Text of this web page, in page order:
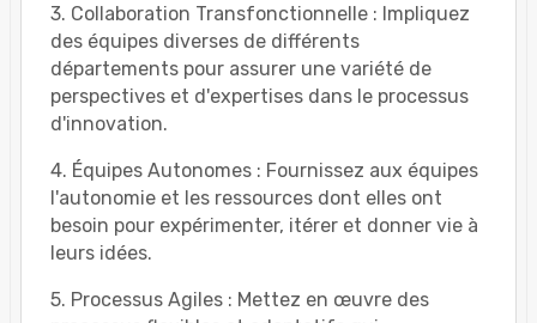
3. Collaboration Transfonctionnelle : Impliquez
des équipes diverses de différents
départements pour assurer une variété de
perspectives et d'expertises dans le processus
d'innovation.
4. Équipes Autonomes : Fournissez aux équipes
l'autonomie et les ressources dont elles ont
besoin pour expérimenter, itérer et donner vie à
leurs idées.
5. Processus Agiles : Mettez en œuvre des